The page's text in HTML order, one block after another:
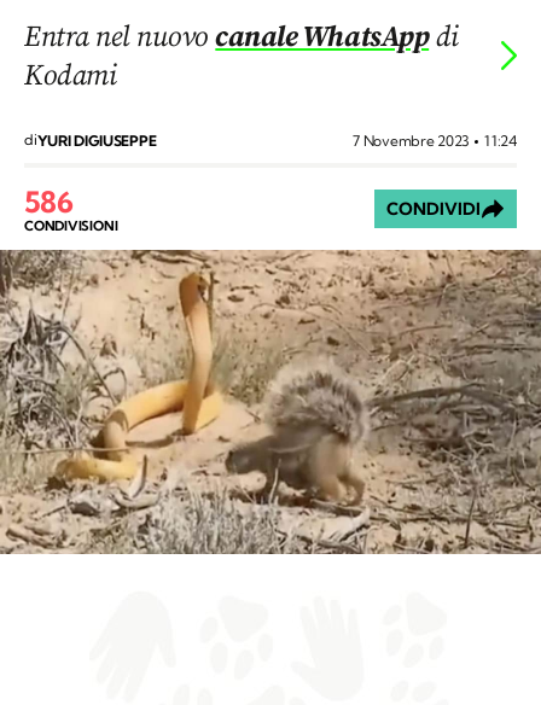
Entra nel nuovocanale WhatsAppdi
Kodami
diYURI DIGIUSEPPE 7 Novembre 2023 11:24
586
CONDIVISIONI
CONDIVIDI